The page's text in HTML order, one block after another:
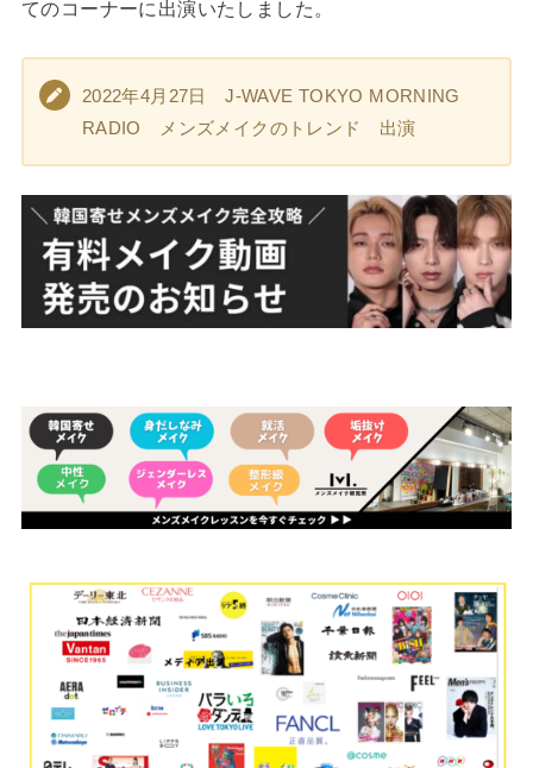
てのコーナーに出演いたしました。
2022年4月27日 J-WAVE TOKYO MORNING
RADIO メンズメイクのトレンド 出演